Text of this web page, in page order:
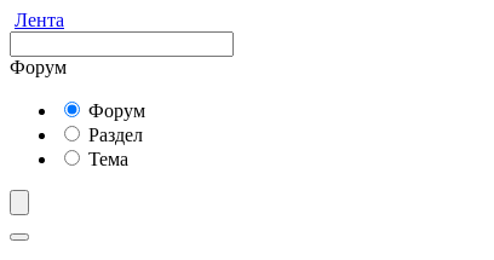
Лента
Форум
Форум
Раздел
Тема